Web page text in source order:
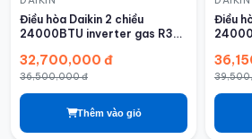
Điều hòa Daikin 2 chiều
24000BTU inverter gas R32
32,700,000 đ
36,500,000 đ
Thêm vào giỏ
Điều